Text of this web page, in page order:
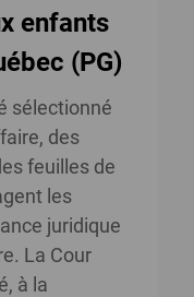
enfants
(PG)
sélectionné
des
feuilles de
les
juridique
La Cour
à la